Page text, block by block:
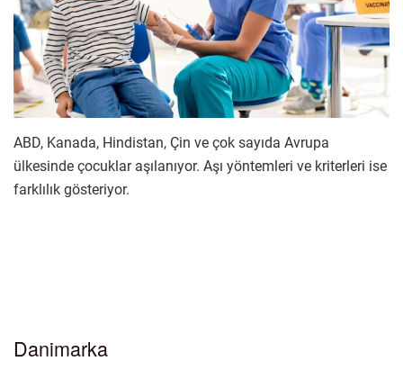
ABD, Kanada, Hindistan, Çin ve çok sayıda Avrupa
ülkesinde çocuklar aşılanıyor. Aşı yöntemleri ve kriterleri ise
farklılık gösteriyor.
Danimarka